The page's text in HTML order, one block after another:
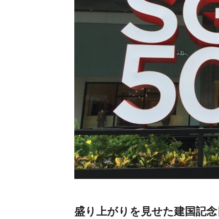
盛り上がりを見せた建国記